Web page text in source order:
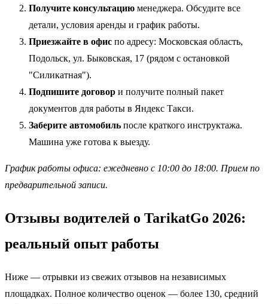
Получите консультацию менеджера. Обсудите все
детали, условия аренды и график работы.
Приезжайте в офис по адресу: Московская область,
Подольск, ул. Быковская, 17 (рядом с остановкой
"Силикатная").
Подпишите договор и получите полный пакет
документов для работы в Яндекс Такси.
Заберите автомобиль после краткого инструктажа.
Машина уже готова к выезду.
График работы офиса: ежедневно с 10:00 до 18:00. Прием по
предварительной записи.
Отзывы водителей о TarikatGo 2026:
реальный опыт работы
Ниже — отрывки из свежих отзывов на независимых
площадках. Полное количество оценок — более 130, средний